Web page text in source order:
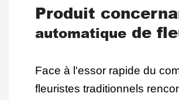
Produit
automatique de
Face à l'essor rapide du
fleuristes traditionnels